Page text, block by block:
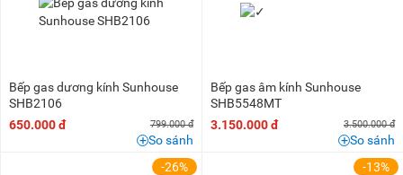
Bếp gas dương kính Sunhouse
SHB2106
650.000 đ
799.000 đ
So sánh
Bếp gas âm kính Sunhouse
SHB5548MT
3.150.000 đ
3.500.000 đ
So sánh
-26%
-13%